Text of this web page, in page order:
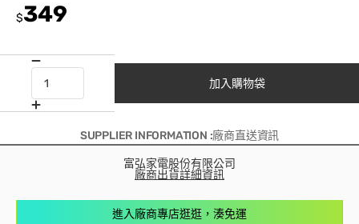
$349
加入購物袋
SUPPLIER INFORMATION :廠商直送資訊
富弘家電股份有限公司
廠商出貨詳細資訊
進入廠商專店逛逛，湊免運